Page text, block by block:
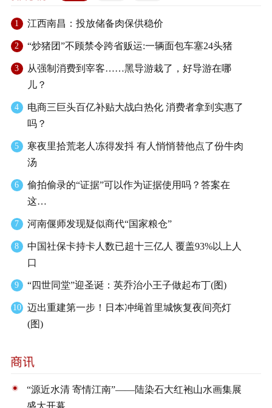
1 江西南昌：投放储备肉保供稳价
2 “炒猪团”不顾禁令跨省贩运:一辆面包车塞24头猪
3
从强制消费到宰客……黑导游栽了，好导游在哪
儿？
4
电商三巨头百亿补贴大战白热化 消费者拿到实惠了
吗？
5
寒夜里拾荒老人冻得发抖 有人悄悄替他点了份牛肉
汤
6
偷拍偷录的“证据”可以作为证据使用吗？答案在
这…
7 河南偃师发现疑似商代“国家粮仓”
8
中国社保卡持卡人数已超十三亿人 覆盖93%以上人
口
9 “四世同堂”迎圣诞：英乔治小王子做起布丁(图)
10
迈出重建第一步！日本冲绳首里城恢复夜间亮灯
(图)
“源近水清 寄情江南”——陆染石大红袍山水画集展
盛大开幕